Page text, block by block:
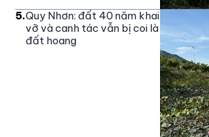
5.Quy Nhơn: đất 40 năm khai
vỡ và canh tác vẫn bị coi là
đất hoang